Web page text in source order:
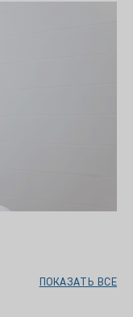
ПОКАЗАТЬ ВСЕ